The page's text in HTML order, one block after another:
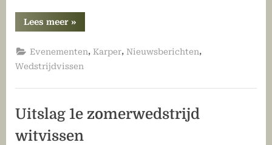
Lees meer“Bericht
voor
karpervissers”
»
Evenementen, Karper, Nieuwsberichten,
Wedstrijdvissen
Uitslag 1e zomerwedstrijd
witvissen